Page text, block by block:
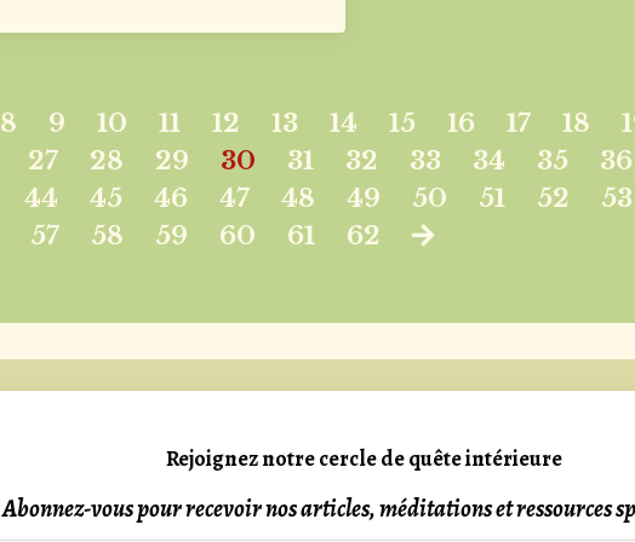
8 9 10 11 12 13 14 15 16 17 18
27 28 29 30 31 32 33 34 35
36
44 45 46 47 48 49 50 51 52
53
57 58 59 60 61 62
Rejoignez notre cercle de quête intérieure
Abonnez-vous pour recevoir nos articles, méditations et ressources